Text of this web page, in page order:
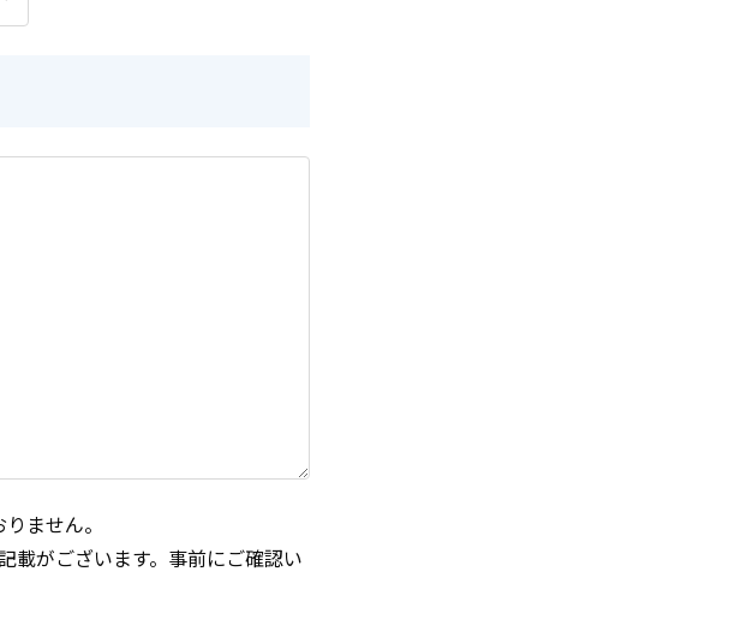
ません。
載がございます。事前にご確認い